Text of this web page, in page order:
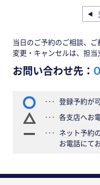
当日のご予約のご相談、
変更・キャンセルは、担当
お問い合わせ先：
登録予約が
各支店へお
ネット予約
お電話にて